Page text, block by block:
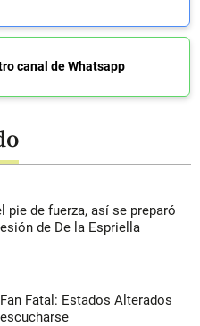
canal de Whatsapp
pie de fuerza, así se preparó
de De la Espriella
Fatal: Estados Alterados